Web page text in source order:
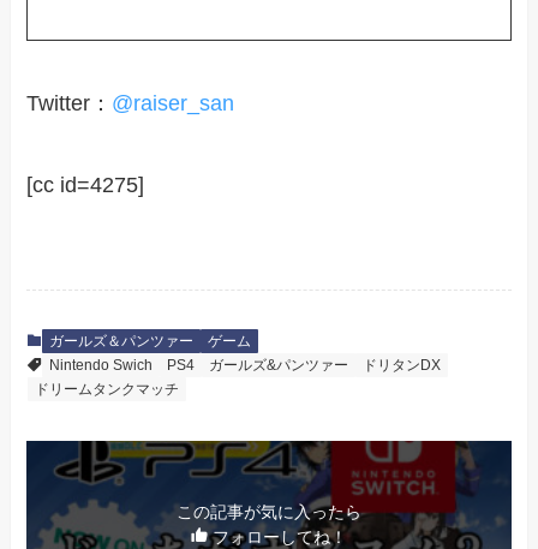
Twitter： @raiser_san
[cc id=4275]
ガールズ＆パンツァー
ゲーム
Nintendo Swich
PS4 ガールズ&パンツァー
ドリタンDX
ドリームタンクマッチ
この記事が気に入ったら
フォローしてね！